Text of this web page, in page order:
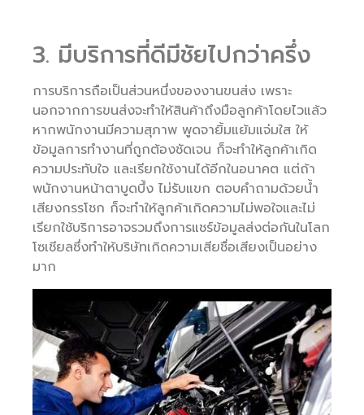
3. มีบริการที่ดีมีชัยไปกว่าครึ่ง
การบริการถือเป็นส่วนหนึ่งของงานขนส่ง เพราะ
นอกจากการขนส่งจะทำให้สินค้าถึงมือลูกค้าโดยไวแล้ว
หากพนักงานมีความสุภาพ พูดจายิ้มแย้มแจ่มใส ให้
ข้อมูลการทำงานที่ถูกต้องชัดเจน ก็จะทำให้ลูกค้าเกิด
ความประทับใจ และเรียกใช้งานได้อีกในอนาคต แต่ถ้า
พนักงานหน้าตาบูดบึ้ง ไม่รับแขก ตอบคำถามด้วยน้ำ
เสียงกรรโชก ก็จะทำให้ลูกค้าเกิดความไม่พอใจและไม่
เรียกใช้บริการอาจรวมถึงการแชร์ข้อมูลส่งต่อกันในโลก
โซเชียลซึ่งทำให้บริษัทเกิดความเสียชื่อเสียงเป็นอย่าง
มาก